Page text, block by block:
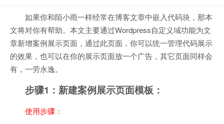
如果你和陌小雨一样经常在博客文章中嵌入代码块，那本
文将对你有帮助。本文主要通过Wordpress自定义域功能为文
章新增案例展示页面，通过此页面，你可以统一管理代码展示
的效果，也可以在你的展示页面放一个广告，其它页面同样会
有，一劳永逸。
步骤1：新建案例展示页面模板：
使用步骤：